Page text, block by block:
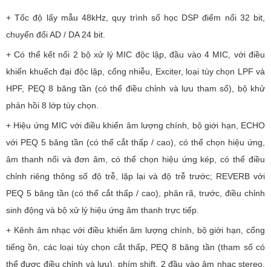
+ Tốc độ lấy mẫu 48kHz, quy trình số học DSP điểm nổi 32 bit,
chuyển đổi AD / DA 24 bit.
+ Có thể kết nối 2 bộ xử lý MIC độc lập, đầu vào 4 MIC, với điều
khiển khuếch đại độc lập, cổng nhiễu, Exciter, loại tùy chọn LPF và
HPF, PEQ 8 băng tần (có thể điều chỉnh và lưu tham số), bộ khử
phản hồi 8 lớp tùy chọn.
+ Hiệu ứng MIC với điều khiển âm lượng chính, bộ giới hạn, ECHO
với PEQ 5 băng tần (có thể cắt thấp / cao), có thể chọn hiệu ứng,
âm thanh nổi và đơn âm, có thể chọn hiệu ứng kép, có thể điều
chỉnh riêng thông số độ trễ, lặp lại và độ trễ trước; REVERB với
PEQ 5 băng tần (có thể cắt thấp / cao), phân rã, trước, điều chỉnh
sinh động và bộ xử lý hiệu ứng âm thanh trực tiếp.
+ Kênh âm nhạc với điều khiển âm lượng chính, bộ giới hạn, cổng
tiếng ồn, các loại tùy chọn cắt thấp, PEQ 8 băng tần (tham số có
thể được điều chỉnh và lưu), phím shift. 2 đầu vào âm nhạc stereo,